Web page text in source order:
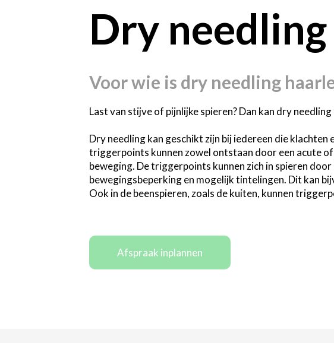
Dry
Voor wie is dry needling
Last van stijve of pijnlijke spieren? Dan kan dry
Dry needling kan geschikt zijn bij iedereen die
triggerpoints kunnen zowel ontstaan door een acute
beweging. De triggerpoints kunnen zich in spieren
bewegingsbeperking en mogelijk tintelingen. Dit kan
Ook in de beenspieren, zoals de kuiten, kunnen
Afspraak inplannen